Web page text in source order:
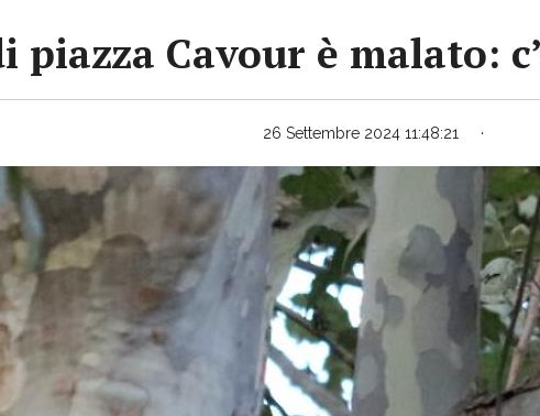
Cavour è malato:
26 Settembre 2024 11:48:21